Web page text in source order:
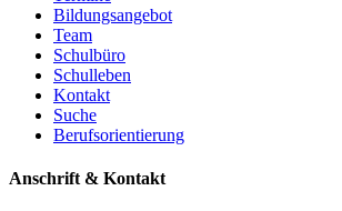
Bildungsangebot
Team
Schulbüro
Schulleben
Kontakt
Suche
Berufsorientierung
Anschrift & Kontakt